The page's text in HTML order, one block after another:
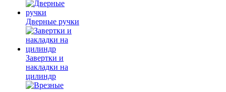
Дверные ручки
Завертки и
накладки на
цилиндр